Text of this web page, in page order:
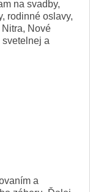
na svadby,
rodinné oslavy,
Nové
a
a